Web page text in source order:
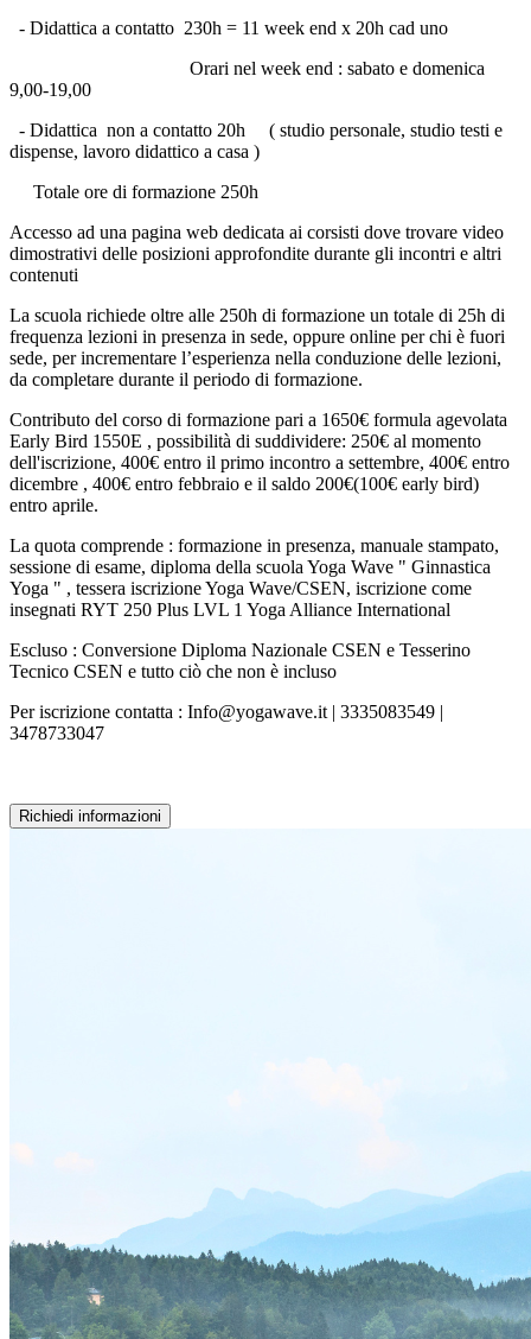
- Didattica a contatto 230h = 11 week end x 20h cad uno
Orari nel week end : sabato e domenica
9,00-19,00
- Didattica non a contatto 20h ( studio personale, studio testi e
dispense, lavoro didattico a casa )
Totale ore di formazione 250h
​Accesso ad una pagina web dedicata ai corsisti dove trovare video
dimostrativi delle posizioni approfondite durante gli incontri e altri
contenuti
La scuola richiede oltre alle 250h di formazione un totale di 25h di
frequenza lezioni in presenza in sede, oppure online per chi è fuori
sede, per incrementare l’esperienza nella conduzione delle lezioni,
da completare durante il periodo di formazione.
Contributo del corso di formazione pari a 1650€ formula agevolata
Early Bird 1550E , possibilità di suddividere: 250€ al momento
dell'iscrizione, 400€ entro il primo incontro a settembre, 400€ entro
dicembre , 400€ entro febbraio e il saldo 200€(100€ early bird)
entro aprile.
La quota comprende : formazione in presenza, manuale stampato,
sessione di esame, diploma della scuola Yoga Wave " Ginnastica
Yoga " , tessera iscrizione Yoga Wave/CSEN, iscrizione come
insegnati RYT 250 Plus LVL 1 Yoga Alliance International
Escluso : Conversione Diploma Nazionale CSEN e Tesserino
Tecnico CSEN e tutto ciò che non è incluso
Per iscrizione contatta : Info@yogawave.it | 3335083549 |
3478733047
Richiedi informazioni